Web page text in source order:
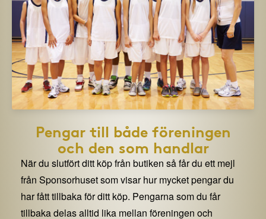
Pengar till både föreningen
och den som handlar
När du slutfört ditt köp från butiken så får du ett mejl
från Sponsorhuset som visar hur mycket pengar du
har fått tillbaka för ditt köp. Pengarna som du får
tillbaka delas alltid lika mellan föreningen och